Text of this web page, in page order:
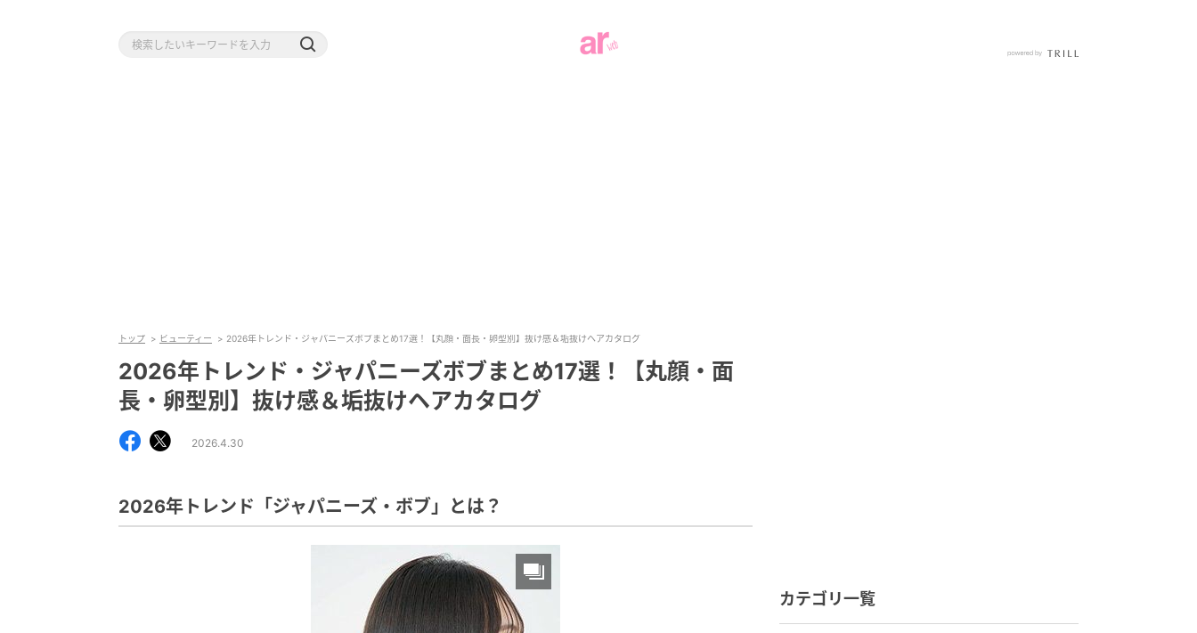
トップ ビューティー 2026年トレンド・ジャパニーズボブまとめ17選！【丸顔・面長・卵型別】抜け感＆垢抜けヘアカタログ
2026年トレンド・ジャパニーズボブまとめ17選！【丸顔・面
長・卵型別】抜け感＆垢抜けヘアカタログ
2026.4.30
2026年トレンド「ジャパニーズ・ボブ」とは？
カテゴリ一覧